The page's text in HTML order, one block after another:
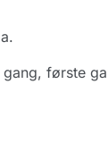
første